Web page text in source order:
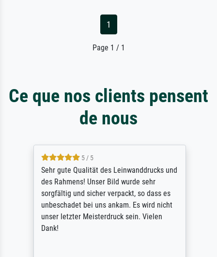
1
Page 1 / 1
Ce que nos clients pensent
de nous
5 / 5
Sehr gute Qualität des Leinwanddrucks und
des Rahmens! Unser Bild wurde sehr
sorgfältig und sicher verpackt, so dass es
unbeschadet bei uns ankam. Es wird nicht
unser letzter Meisterdruck sein. Vielen
Dank!